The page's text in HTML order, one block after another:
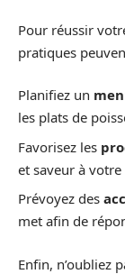
Pour réussir
pratiques
Planifiez un
les plats de
Favorisez les
et saveur à
Prévoyez des
met afin de
Enfin, n’oubliez